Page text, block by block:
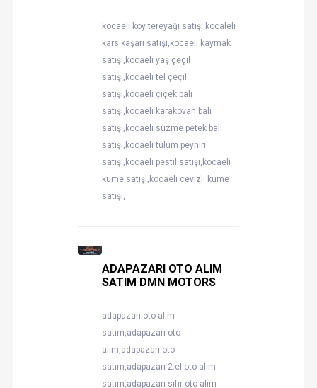
kocaeli köy tereyağı satışı,kocaleli
kars kaşarı satışı,kocaeli kaymak
satışı,kocaeli yaş çeçil
satışı,kocaeli tel çeçil
satışı,kocaeli çiçek balı
satışı,kocaeli karakovan balı
satışı,kocaeli süzme petek balı
satışı,kocaeli tulum peyniri
satışı,kocaeli pestil satışı,kocaeli
küme satışı,kocaeli cevizli küme
satışı,
ADAPAZARI OTO ALIM
SATIM DMN MOTORS
adapazarı oto alım
satım,adapazarı oto
alım,adapazarı oto
satım,adapazarı 2.el oto alım
satım,adapazarı sıfır oto alım